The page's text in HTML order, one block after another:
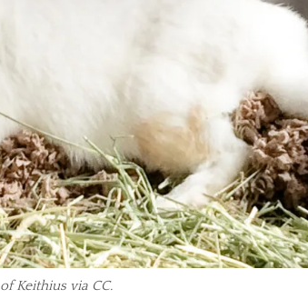
Keithius via CC.